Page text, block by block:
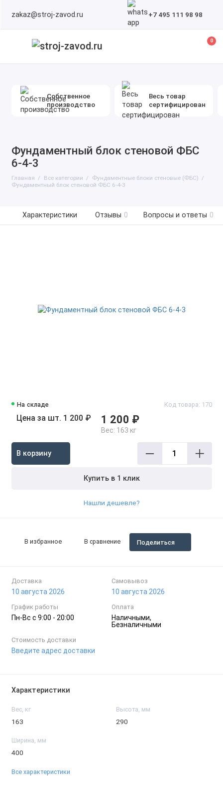
zakaz@stroj-zavod.ru +7 495 111 98 98
0
Собственное
производство
Весь товар
сертифицирован
Фундаментный блок стеновой ФБС
6-4-3
Главная Все категории
Фундаментные блоки стеновые (ФБС)
Фундаментный блок стеновой ФБС 6-4-3
Характеристики Отзывы 0 Вопросы и ответы 0
На складе Код товара: 170
Цена за шт. 1 200 ₽ 1 200 ₽
Вес: 163 кг
В корзину
Купить в 1 клик
Нашли дешевле?
Доставка
10 августа 2026
Самовывоз
10 августа 2026
График работы
Пн-Вc с 9:00 - 20:00
Оплата
Наличными,
Безналичными
Стоимость доставки
Введите адрес доставки
В избранное В сравнение Поделиться
Характеристики
Вес, кг
163
Высота, мм
290
Ширина, мм
400
Все характеристики